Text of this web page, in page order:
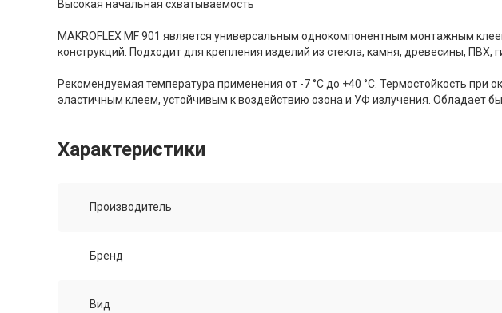
Высокая начальная схватываемость
MAKROFLEX MF 901 является универсальным однокомпонентным монтажным
конструкций. Подходит для крепления изделий из стекла, камня, древесины, ПВХ,
Рекомендуемая температура применения от -7 °C до +40 °C. Термостойкость при
эластичным клеем, устойчивым к воздействию озона и УФ излучения. Обладает
Характеристики
Производитель
Бренд
Вид